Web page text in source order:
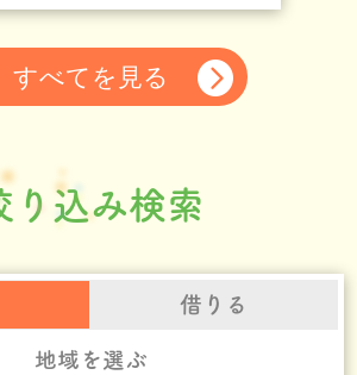
すべてを見る
り込み検索
借りる
地域を選ぶ